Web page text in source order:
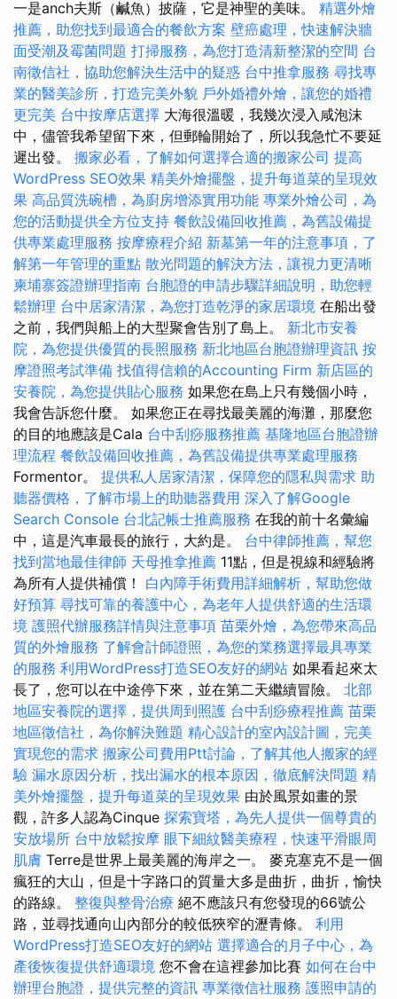
一是anch夫斯（鹹魚）披薩，它是神聖的美味。 精選外燴
推薦，助您找到最適合的餐飲方案 壁癌處理，快速解決牆
面受潮及霉菌問題 打掃服務，為您打造清新整潔的空間 台
南徵信社，協助您解決生活中的疑惑 台中推拿服務 尋找專
業的醫美診所，打造完美外貌 戶外婚禮外燴，讓您的婚禮
更完美 台中按摩店選擇 大海很溫暖，我幾次浸入咸泡沫
中，儘管我希望留下來，但郵輪開始了，所以我急忙不要延
遲出發。 搬家必看，了解如何選擇合適的搬家公司 提高
WordPress SEO效果 精美外燴擺盤，提升每道菜的呈現效
果 高品質洗碗槽，為廚房增添實用功能 專業外燴公司，為
您的活動提供全方位支持 餐飲設備回收推薦，為舊設備提
供專業處理服務 按摩療程介紹 新墓第一年的注意事項，了
解第一年管理的重點 散光問題的解決方法，讓視力更清晰
柬埔寨簽證辦理指南 台胞證的申請步驟詳細說明，助您輕
鬆辦理 台中居家清潔，為您打造乾淨的家居環境 在船出發
之前，我們與船上的大型聚會告別了島上。 新北市安養
院，為您提供優質的長照服務 新北地區台胞證辦理資訊 按
摩證照考試準備 找值得信賴的Accounting Firm 新店區的
安養院，為您提供貼心服務 如果您在島上只有幾個小時，
我會告訴您什麼。 如果您正在尋找最美麗的海灘，那麼您
的目的地應該是Cala 台中刮痧服務推薦 基隆地區台胞證辦
理流程 餐飲設備回收推薦，為舊設備提供專業處理服務
Formentor。 提供私人居家清潔，保障您的隱私與需求 助
聽器價格，了解市場上的助聽器費用 深入了解Google
Search Console 台北記帳士推薦服務 在我的前十名彙編
中，這是汽車最長的旅行，大約是。 台中律師推薦，幫您
找到當地最佳律師 天母推拿推薦 11點，但是視線和經驗將
為所有人提供補償！ 白內障手術費用詳細解析，幫助您做
好預算 尋找可靠的養護中心，為老年人提供舒適的生活環
境 護照代辦服務詳情與注意事項 苗栗外燴，為您帶來高品
質的外燴服務 了解會計師證照，為您的業務選擇最具專業
的服務 利用WordPress打造SEO友好的網站 如果看起來太
長了，您可以在中途停下來，並在第二天繼續冒險。 北部
地區安養院的選擇，提供周到照護 台中刮痧療程推薦 苗栗
地區徵信社，為你解決難題 精心設計的室內設計圖，完美
實現您的需求 搬家公司費用Ptt討論，了解其他人搬家的經
驗 漏水原因分析，找出漏水的根本原因，徹底解決問題 精
美外燴擺盤，提升每道菜的呈現效果 由於風景如畫的景
觀，許多人認為Cinque 探索寶塔，為先人提供一個尊貴的
安放場所 台中放鬆按摩 眼下細紋醫美療程，快速平滑眼周
肌膚 Terre是世界上最美麗的海岸之一。 麥克塞克不是一個
瘋狂的大山，但是十字路口的質量大多是曲折，曲折，愉快
的路線。 整復與整骨治療 絕不應該只有您發現的66號公
路，並尋找通向山內部分的較低狹窄的瀝青條。 利用
WordPress打造SEO友好的網站 選擇適合的月子中心，為
產後恢復提供舒適環境 您不會在這裡參加比賽 如何在台中
辦理台胞證，提供完整的資訊 專業徵信社服務 護照申請的